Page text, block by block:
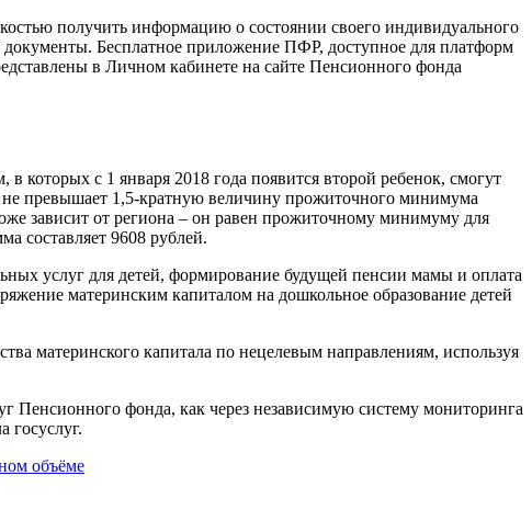
получить информацию о состоянии своего индивидуального
документы. Бесплатное приложение ПФР, доступное для платформ
в Личном кабинете на сайте Пенсионного фонда
которых с 1 января 2018 года появится второй ребенок, смогут
не превышает 1,5-кратную величину прожиточного минимума
зависит от региона – он равен прожиточному минимуму для
составляет 9608 рублей.
услуг для детей, формирование будущей пенсии мамы и оплата
материнским капиталом на дошкольное образование детей
материнского капитала по нецелевым направлениям, используя
Пенсионного фонда, как через независимую систему мониторинга
госуслуг.
объёме